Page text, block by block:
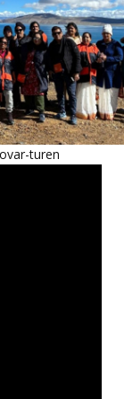
turen